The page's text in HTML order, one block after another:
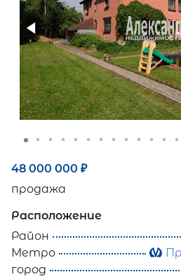
48 000 000 ₽
продажа
Расположение
Район
Метро
город